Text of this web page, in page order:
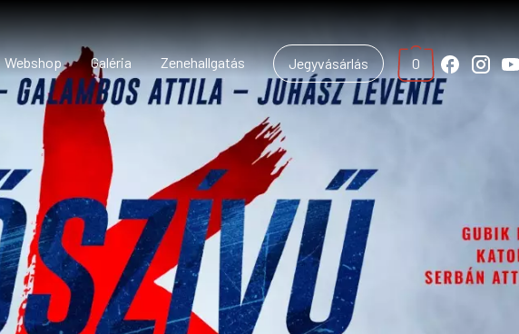
Webshop Galéria Zenehallgatás Jegyvásárlás
0